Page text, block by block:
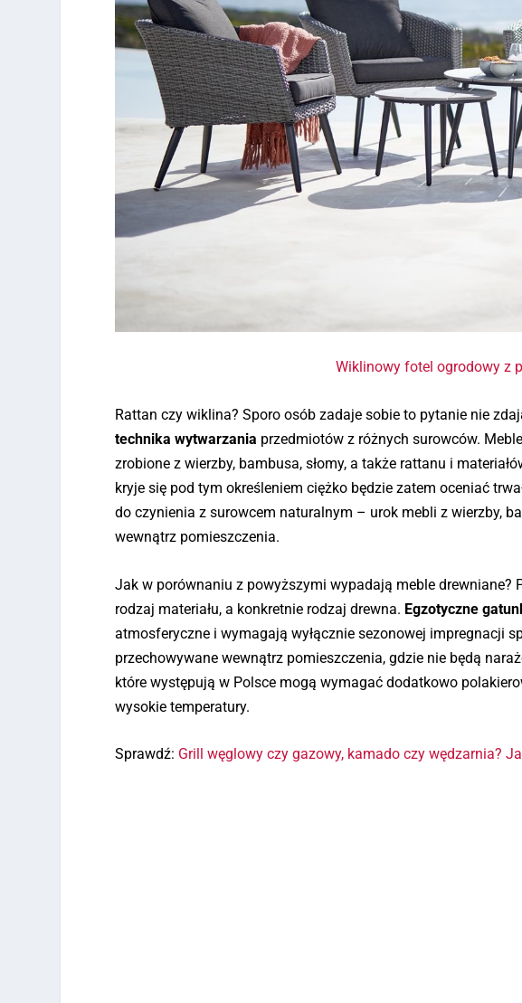
Wiklinowy fotel ogrodowy z
Rattan czy wiklina? Sporo osób zadaje sobie to pytanie nie
technika wytwarzania przedmiotów z różnych surowców.
zrobione z wierzby, bambusa, słomy, a także rattanu i
kryje się pod tym określeniem ciężko będzie zatem oceniać
do czynienia z surowcem naturalnym – urok mebli z wierzby,
wewnątrz pomieszczenia.
Jak w porównaniu z powyższymi wypadają meble
rodzaj materiału, a konkretnie rodzaj drewna. Egzotyczne
atmosferyczne i wymagają wyłącznie sezonowej impregnacji
przechowywane wewnątrz pomieszczenia, gdzie nie będą
które występują w Polsce mogą wymagać dodatkowo
wysokie temperatury.
Sprawdź: Grill węglowy czy gazowy, kamado czy wędzarnia?